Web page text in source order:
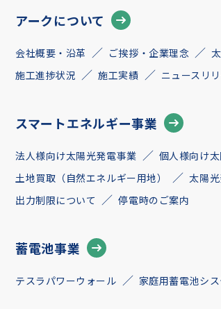
アークについて
会社概要・沿革 ご挨拶・企業理念
施工進捗状況
施工実績 ニュースリ
スマートエネルギー事業
法人様向け太陽光発電事業 個人様向け
土地買取（自然エネルギー用地）
太陽
出力制限について
停電時のご案内
蓄電池事業
テスラパワーウォール 家庭用蓄電池シ